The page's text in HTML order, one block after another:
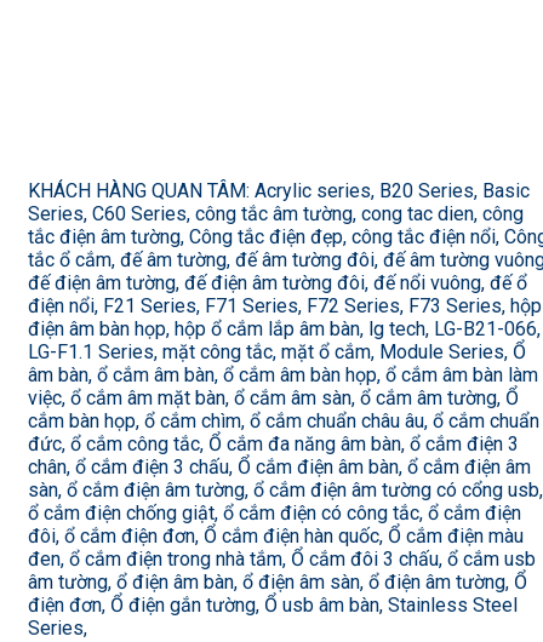
KHÁCH HÀNG QUAN TÂM: Acrylic series, B20 Series, Basic
Series, C60 Series, công tắc âm tường, cong tac dien, công
tắc điện âm tường, Công tắc điện đẹp, công tắc điện nổi,
tắc ổ cắm, đế âm tường, đế âm tường đôi, đế âm tường
đế điện âm tường, đế điện âm tường đôi, đế nổi vuông, đế ổ
điện nổi, F21 Series, F71 Series, F72 Series, F73 Series, hộp
điện âm bàn họp, hộp ổ cắm lắp âm bàn, lg tech, LG-B21-066,
LG-F1.1 Series, mặt công tắc, mặt ổ cắm, Module Series, Ổ
âm bàn, ổ cắm âm bàn, ổ cắm âm bàn họp, ổ cắm âm bàn làm
việc, ổ cắm âm mặt bàn, ổ cắm âm sàn, ổ cắm âm tường, Ổ
cắm bàn họp, ổ cắm chìm, ổ cắm chuẩn châu âu, ổ cắm chuẩn
đức, ổ cắm công tắc, Ổ cắm đa năng âm bàn, ổ cắm điện 3
chân, ổ cắm điện 3 chấu, Ổ cắm điện âm bàn, ổ cắm điện âm
sàn, ổ cắm điện âm tường, ổ cắm điện âm tường có cổng usb,
ổ cắm điện chống giật, ổ cắm điện có công tắc, ổ cắm điện
đôi, ổ cắm điện đơn, Ổ cắm điện hàn quốc, Ổ cắm điện màu
đen, ổ cắm điện trong nhà tắm, Ổ cắm đôi 3 chấu, ổ cắm usb
âm tường, ổ điện âm bàn, ổ điện âm sàn, ổ điện âm tường, Ổ
điện đơn, Ổ điện gắn tường, Ổ usb âm bàn, Stainless Steel
Series,